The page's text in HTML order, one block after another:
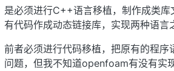
是必须进行C++语言移植，制作成类
有代码作成动态链接库，实现两种语言
前者必须进行代码移植，把原有的程
问题，但我不知道openfoam有没有实